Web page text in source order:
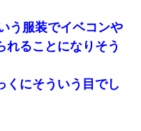
どこかで音漏れしてな
う服装でイベコンや
れることになりそう
くにそういう目でし